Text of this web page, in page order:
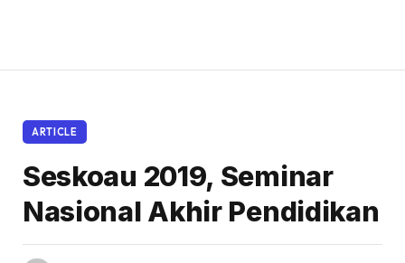
ARTICLE
Seskoau 2019, Seminar
Nasional Akhir Pendidikan